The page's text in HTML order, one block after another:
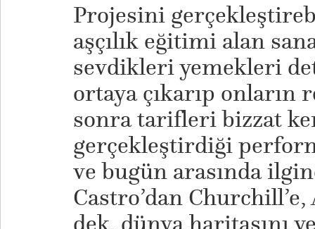
Projesini
aşçılık eğitimi alan
sevdikleri yemekleri
ortaya çıkarıp
sonra tarifleri bizzat
gerçekleştirdiği
ve bugün arasında
Castro’dan